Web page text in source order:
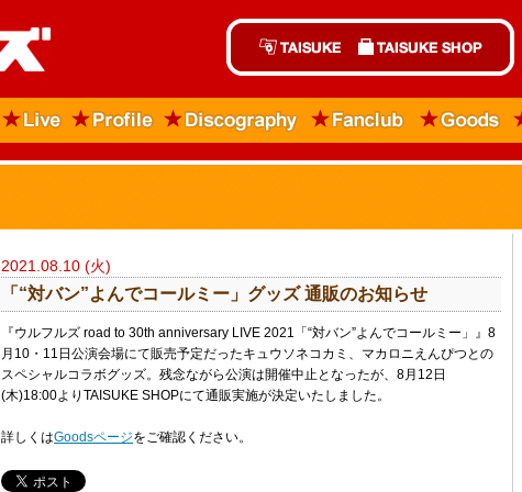
2021.08.10 (火)
「“対バン”よんでコールミー」グッズ 通販のお知らせ
『ウルフルズ road to 30th anniversary LIVE 2021「“対バン”よんでコールミー」』8
月10・11日公演会場にて販売予定だったキュウソネコカミ、マカロニえんぴつとの
スペシャルコラボグッズ。残念ながら公演は開催中止となったが、8月12日
(木)18:00よりTAISUKE SHOPにて通販実施が決定いたしました。
詳しくはGoodsページをご確認ください。